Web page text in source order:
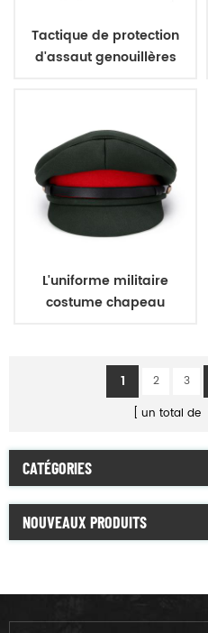
Tactique de protection
d'assaut genouillères
L'uniforme militaire
costume chapeau
1 2 3
un total de
CATÉGORIES
NOUVEAUX PRODUITS